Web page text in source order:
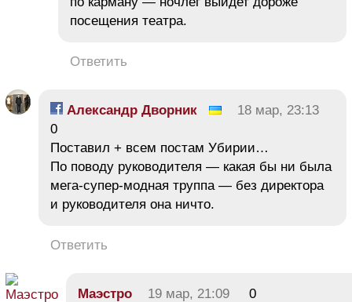
посещения театра.
Ответить
Александр Дворник
18 мар, 23:13
0
Поставил + всем постам Убирии…
По поводу руководителя — какая бы ни была
мега-супер-модная труппа — без директора
и руководителя она ничто.
Ответить
Маэстро 19 мар, 21:09
0